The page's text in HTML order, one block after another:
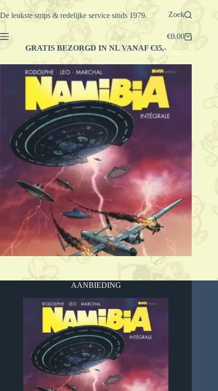
Ga
naar
De leukste strips & redelijke service sinds 1979. Zoek
Winkelwagen
€0.00
GRATIS BEZORGD IN NL VANAF €35,-
AANBIEDING